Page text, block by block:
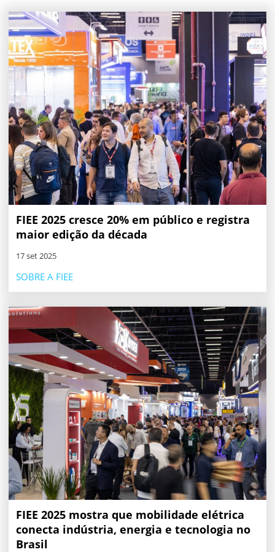
FIEE 2025 cresce 20% em público e registra
maior edição da década
17 set 2025
SOBRE A FIEE
FIEE 2025 mostra que mobilidade elétrica
conecta indústria, energia e tecnologia no
Brasil